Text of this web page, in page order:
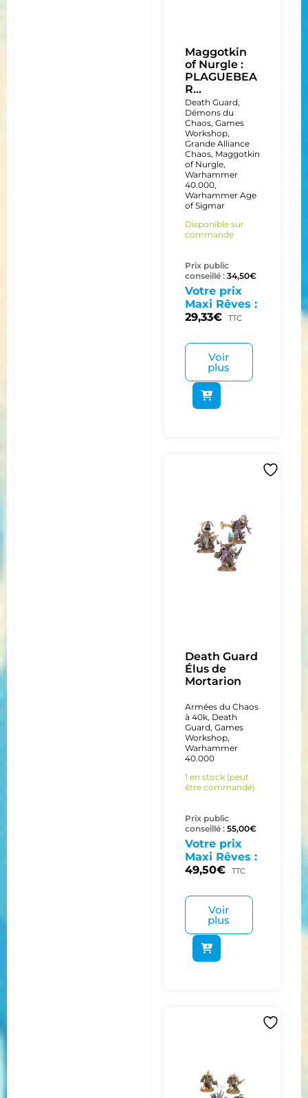
Maggotkin
of Nurgle :
PLAGUEBEA
R...
Death Guard,
Démons du
Chaos, Games
Workshop,
Grande Alliance
Chaos, Maggotkin
of Nurgle,
Warhammer
40.000,
Warhammer Age
of Sigmar
Disponible sur
commande
Prix public
conseillé : 34,50€
Votre prix
Maxi Rêves :
29,33€ TTC
Voir
plus
Death Guard
Élus de
Mortarion
Armées du Chaos
à 40k, Death
Guard, Games
Workshop,
Warhammer
40.000
1 en stock (peut
être commandé)
Prix public
conseillé : 55,00€
Votre prix
Maxi Rêves :
49,50€ TTC
Voir
plus